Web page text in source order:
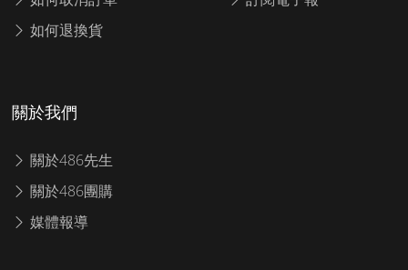
如何退換貨
關於我們
關於486先生
關於486團購
媒體報導